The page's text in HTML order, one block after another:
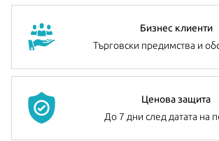
Бизнес клиенти
Търговски предимства и
Ценова защита
До 7 дни след датата на